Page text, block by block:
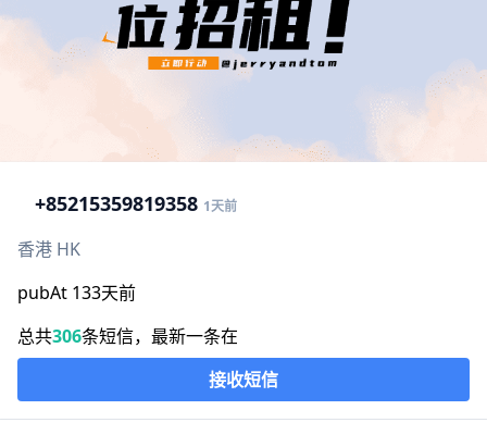
+85215359819358 1天前
香港 HK
pubAt 133天前
总共306条短信，最新一条在
接收短信